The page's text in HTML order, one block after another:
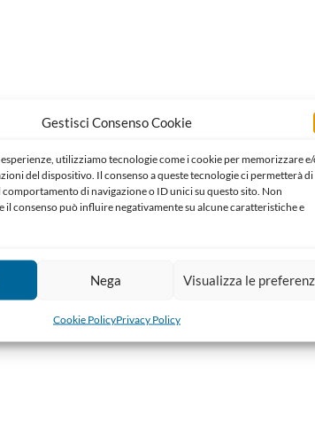
Gestisci Consenso Cookie
utilizziamo tecnologie come i cookie per memorizzare
del dispositivo. Il consenso a queste tecnologie ci permetterà di
di navigazione o ID unici su questo sito. Non
il consenso può influire negativamente su alcune caratteristiche e
Nega Visualizza le
Cookie PolicyPrivacy Policy